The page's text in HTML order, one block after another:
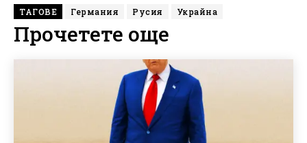
ТАГОВЕ Германия Русия Украйна
Прочетете още